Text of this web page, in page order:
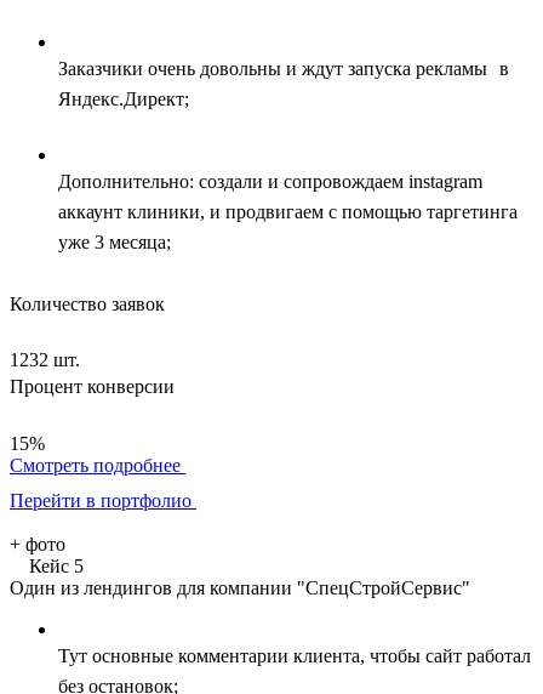
Заказчики очень довольны и ждут запуска рекламы в
Яндекс.Директ;
Дополнительно: создали и сопровождаем instagram
аккаунт клиники, и продвигаем с помощью таргетинга
уже 3 месяца;
Количество заявок
1232 шт.
Процент конверсии
15%
Смотреть подробнее
Перейти в портфолио
+ фото
Кейс 5
Один из лендингов для компании "СпецСтройСервис"
Тут основные комментарии клиента, чтобы сайт работал
без остановок;